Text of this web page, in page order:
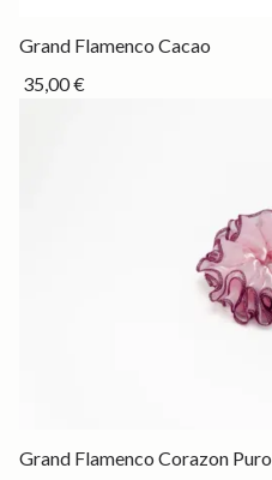
Drop
Grand Flamenco Cacao
35,00 €
Drop
Grand Flamenco Corazon Puro